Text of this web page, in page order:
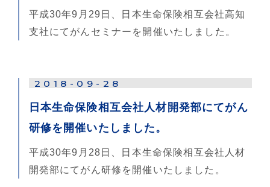
平成30年9月29日、日本生命保険相互会社高知
支社にてがんセミナーを開催いたしました。
2018-09-28
日本生命保険相互会社人材開発部にてがん
研修を開催いたしました。
平成30年9月28日、日本生命保険相互会社人材
開発部にてがん研修を開催いたしました。